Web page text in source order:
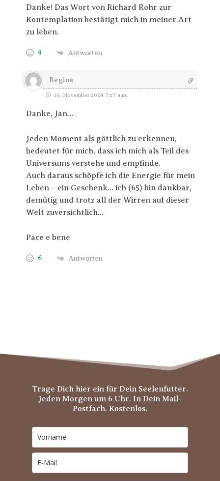
Danke! Das Wort von Richard Rohr zur
Kontemplation bestätigt mich in meiner Art
zu leben.
4 Antworten
Regina
16. November 2024 7:17 a.m.
Danke, Jan…
Jeden Moment als göttlich zu erkennen,
bedeutet für mich, dass ich mich als Teil des
Universums verstehe und empfinde.
Auch daraus schöpfe ich die Energie für mein
Leben – ein Geschenk… ich (65) bin dankbar,
demütig und trotz all der Wirren auf dieser
Welt zuversichtlich…
Pace e bene
6 Antworten
Trage Dich hier ein für Dein Seelenfutter.
Jeden Morgen um 6 Uhr. In Dein Mail-
Postfach. Kostenlos.